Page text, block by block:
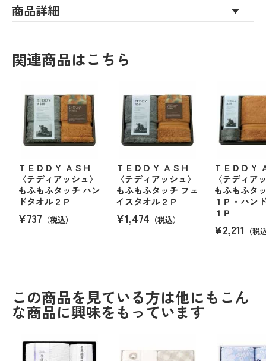
商品詳細
関連商品はこちら
ＴＥＤＤＹ ＡＳＨ
〈テディアッシュ〉
もふもふタッチ ハン
ドタオル２Ｐ
¥737 （税込）
ＴＥＤＤＹ ＡＳＨ
〈テディアッシュ〉
もふもふタッチ フェ
イスタオル２Ｐ
¥1,474 （税込）
ＴＥＤＤＹ
〈テディア
もふもふタ
１Ｐ・ハン
１Ｐ
¥2,211 （税
この商品を見ている方は他にもこん
な商品に興味をもっています